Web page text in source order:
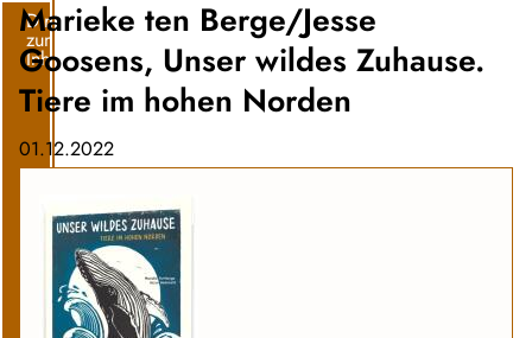
Direkt
zum
Inhalt
Marieke ten Berge/Jesse
Goosens, Unser wildes Zuhause.
Tiere im hohen Norden
01.12.2022